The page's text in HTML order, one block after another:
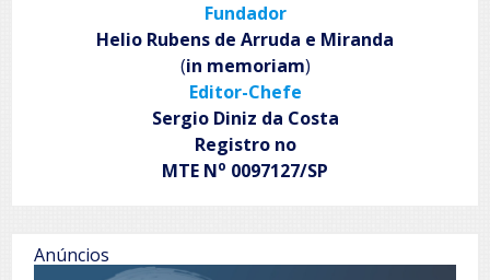
Fundador
Helio Rubens de Arruda e Miranda
(in memoriam)
Editor-Chefe
Sergio Diniz da Costa
Registro no
MTE No 0097127/SP
Anúncios